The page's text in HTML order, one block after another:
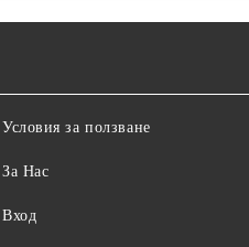
Условия за ползване
За Нас
Вход